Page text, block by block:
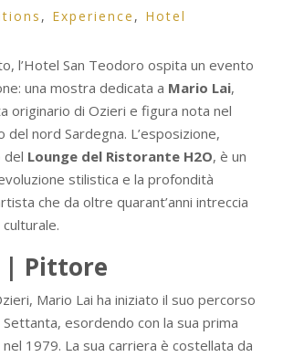
, Experience , Hotel
l’Hotel San Teodoro ospita un evento
una mostra dedicata a Mario Lai,
originario di Ozieri e figura nota nel
nord Sardegna. L’esposizione,
del Lounge del Ristorante H2O, è un
stilistica e la profondità
che da oltre quarant’anni intreccia
| Pittore
Mario Lai ha iniziato il suo percorso
esordendo con la sua prima
1979. La sua carriera è costellata da